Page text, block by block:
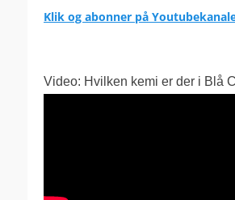
Klik og abonner på
Video: Hvilken kemi er der i Blå